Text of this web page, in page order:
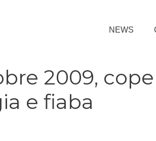
NEWS
2009,
e fiaba